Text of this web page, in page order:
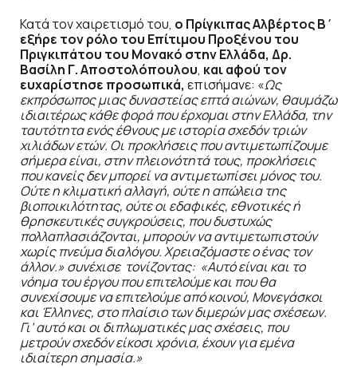
Κατά τον χαιρετισμό του, ο Πρίγκιπας Αλβέρτος Β΄
εξήρε τον ρόλο του Επίτιμου Προξένου του
Πριγκιπάτου του Μονακό στην Ελλάδα, Δρ.
Βασίλη Γ. Αποστολόπουλου, και αφού τον
ευχαρίστησε προσωπικά, επισήμανε: «Ως
εκπρόσωπος μιας δυναστείας επτά αιώνων, θαυμάζω
ιδιαιτέρως κάθε φορά που έρχομαι στην Ελλάδα, την
ταυτότητα ενός έθνους με ιστορία σχεδόν τριών
χιλιάδων ετών. Οι προκλήσεις που αντιμετωπίζουμε
σήμερα είναι, στην πλειονότητά τους, προκλήσεις
που κανείς δεν μπορεί να αντιμετωπίσει μόνος του.
Ούτε η κλιματική αλλαγή, ούτε η απώλεια της
βιοποικιλότητας, ούτε οι εδαφικές, εθνοτικές ή
θρησκευτικές συγκρούσεις, που δυστυχώς
πολλαπλασιάζονται, μπορούν να αντιμετωπιστούν
χωρίς πνεύμα διαλόγου. Χρειαζόμαστε ο ένας τον
άλλον.» συνέχισε τονίζοντας: «Αυτό είναι και το
νόημα του έργου που επιτελούμε και που θα
συνεχίσουμε να επιτελούμε από κοινού, Μονεγάσκοι
και Έλληνες, στο πλαίσιο των διμερών μας σχέσεων.
Γι’ αυτό και οι διπλωματικές μας σχέσεις, που
μετρούν σχεδόν είκοσι χρόνια, έχουν για εμένα
ιδιαίτερη σημασία.»